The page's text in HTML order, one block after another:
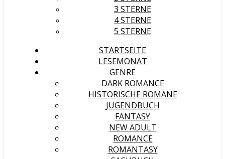
3 STERNE
4 STERNE
5 STERNE
STARTSEITE
LESEMONAT
GENRE
DARK ROMANCE
HISTORISCHE ROMANE
JUGENDBUCH
FANTASY
NEW ADULT
ROMANCE
ROMANTASY